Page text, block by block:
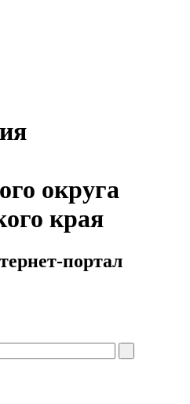
округа
края
портал